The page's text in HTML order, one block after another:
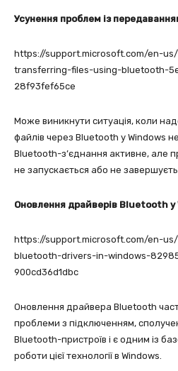
Усунення проблем із
https://support.microsoft.com/en-
transferring-files-using-bluetooth-
28f93fef65ce
Може виникнути ситуація, коли
файлів через Bluetooth у Windows
Bluetooth-з’єднання активне, але
не запускається або не
Оновлення драйверів Bluetooth у
https://support.microsoft.com/en-
bluetooth-drivers-in-windows-
900cd36d1dbc
Оновлення драйвера Bluetooth
проблеми з підключенням,
Bluetooth-пристроїв і є одним із
роботи цієї технології в Windows.